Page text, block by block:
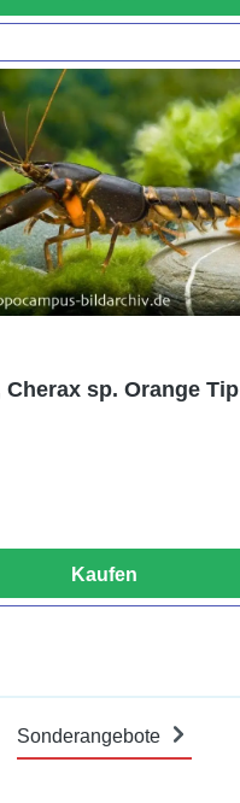
Cherax sp. Orange Tip
Kaufen
Sonderangebote